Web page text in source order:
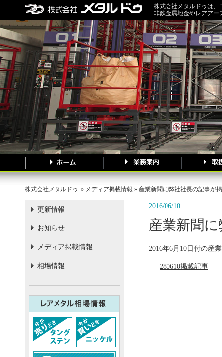
株式会社メタルドゥは、
非鉄金属地金やレアアー
株式会社メタルドゥ » メディア掲載情報 » 産業新聞に弊社社長の記事が
更新情報
お知らせ
メディア掲載情報
相場情報
2016/06/10
産業新聞
2016年6月10日付の産
280610掲載記事